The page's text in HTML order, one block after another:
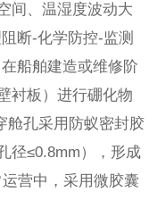
间、温湿度波动大
断-化学防控-监测
船舶建造或维修阶
衬板）进行硼化物
舱孔采用防蚁密封胶
径≤0.8mm），形成
营中，采用微胶囊